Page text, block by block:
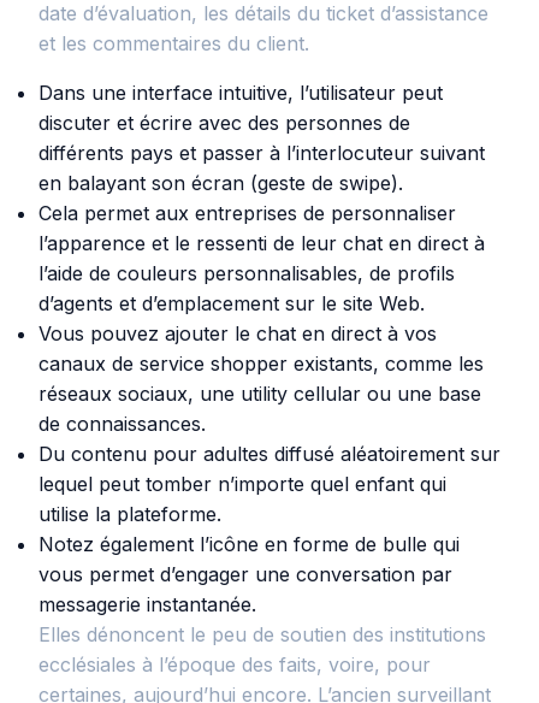
date d’évaluation, les détails du ticket d’assistance
et les commentaires du client.
Dans une interface intuitive, l’utilisateur peut
discuter et écrire avec des personnes de
différents pays et passer à l’interlocuteur suivant
en balayant son écran (geste de swipe).
Cela permet aux entreprises de personnaliser
l’apparence et le ressenti de leur chat en direct à
l’aide de couleurs personnalisables, de profils
d’agents et d’emplacement sur le site Web.
Vous pouvez ajouter le chat en direct à vos
canaux de service shopper existants, comme les
réseaux sociaux, une utility cellular ou une base
de connaissances.
Du contenu pour adultes diffusé aléatoirement sur
lequel peut tomber n’importe quel enfant qui
utilise la plateforme.
Notez également l’icône en forme de bulle qui
vous permet d’engager une conversation par
messagerie instantanée.
Elles dénoncent le peu de soutien des institutions
ecclésiales à l’époque des faits, voire, pour
certaines, aujourd’hui encore. L’ancien surveillant